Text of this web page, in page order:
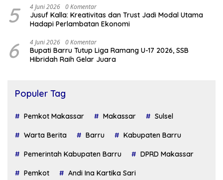
5 4 Juni 2026 0 Komentar
Jusuf Kalla: Kreativitas dan Trust Jadi Modal Utama
Hadapi Perlambatan Ekonomi
6 4 Juni 2026 0 Komentar
Bupati Barru Tutup Liga Ramang U-17 2026, SSB
Hibridah Raih Gelar Juara
Populer Tag
Pemkot Makassar Makassar Sulsel
Warta Berita Barru Kabupaten Barru
Pemerintah Kabupaten Barru DPRD Makassar
Pemkot Andi Ina Kartika Sari